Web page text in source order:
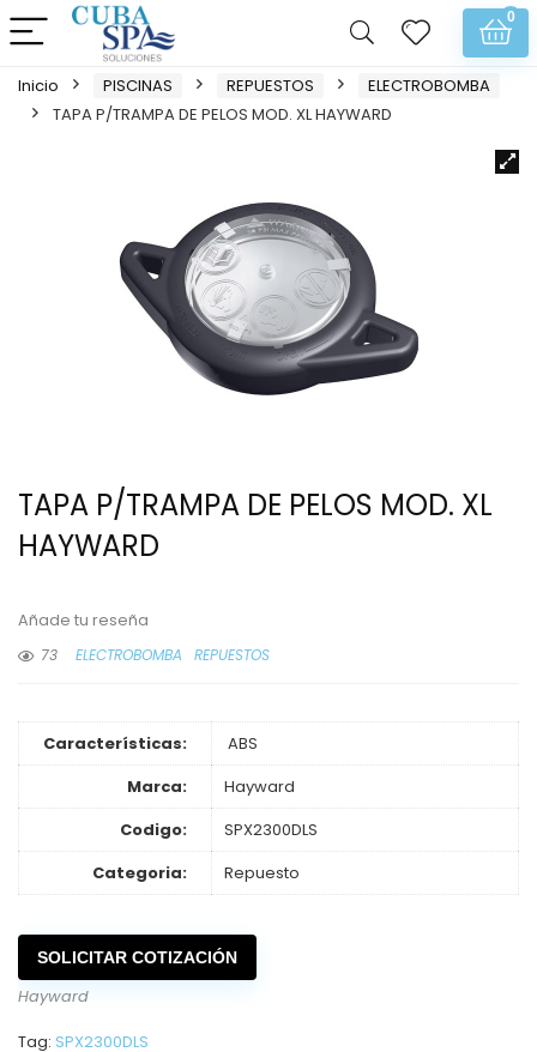
0
Inicio PISCINAS REPUESTOS
ELECTROBOMBA
TAPA P/TRAMPA DE PELOS MOD. XL HAYWARD
TAPA P/TRAMPA DE PELOS MOD. XL
HAYWARD
Añade tu reseña
73
ELECTROBOMBA REPUESTOS
Características:
ABS
Marca:
Hayward
Codigo:
SPX2300DLS
Categoria:
Repuesto
SOLICITAR COTIZACIÓN
Hayward
Tag: SPX2300DLS